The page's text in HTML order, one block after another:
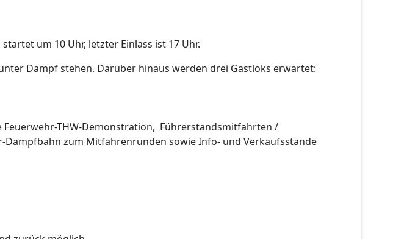
um 10 Uhr, letzter Einlass ist 17 Uhr.
Dampf stehen. Darüber hinaus werden drei Gastloks erwartet:
Feuerwehr-THW-Demonstration, Führerstandsmitfahrten /
zum Mitfahrenrunden sowie Info- und Verkaufsstände